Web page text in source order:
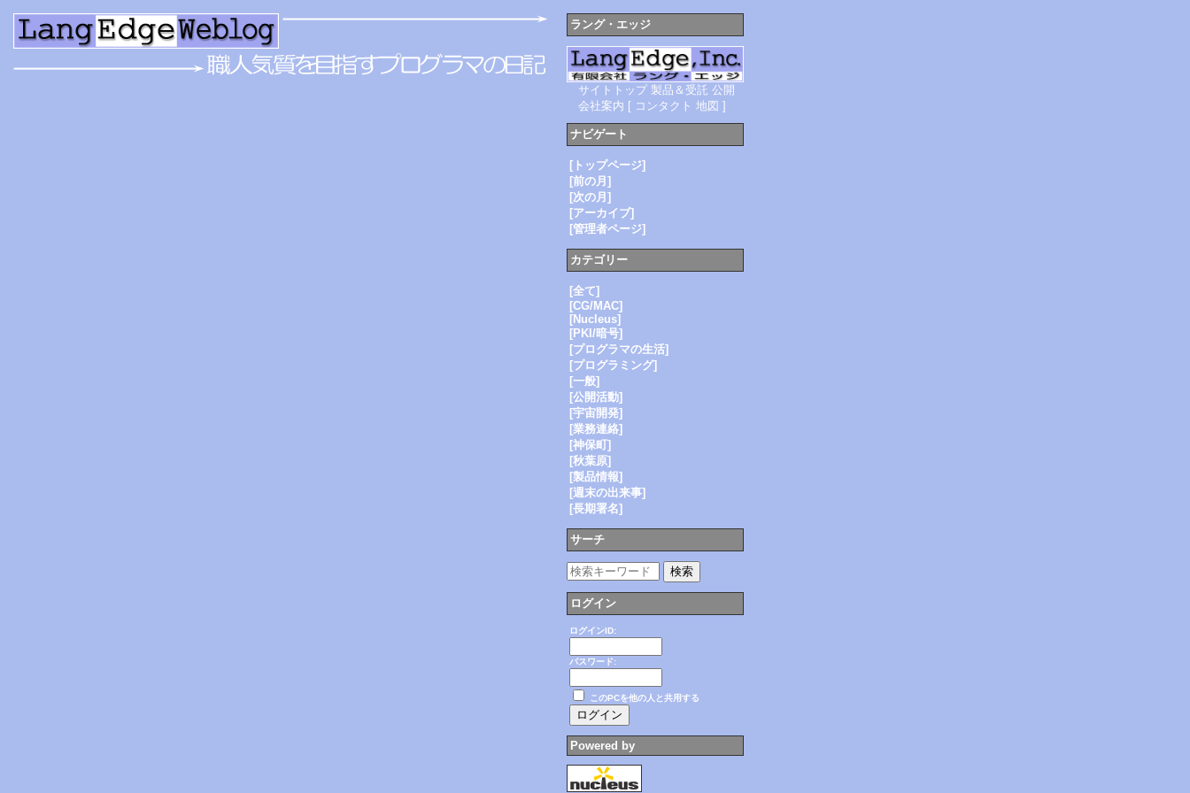
ラング・エッジ
サイトトップ 製品＆受託 公開
会社案内 [ コンタクト 地図 ]
ナビゲート
[トップページ]
[前の月]
[次の月]
[アーカイブ]
[管理者ページ]
カテゴリー
[全て]
[CG/MAC]
[Nucleus]
[PKI/暗号]
[プログラマの生活]
[プログラミング]
[一般]
[公開活動]
[宇宙開発]
[業務連絡]
[神保町]
[秋葉原]
[製品情報]
[週末の出来事]
[長期署名]
サーチ
ログイン
ログインID:
パスワード:
このPCを他の人と共用する
Powered by